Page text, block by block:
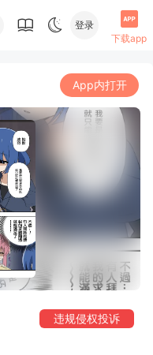
登录
下载app
App内打开
违规侵权投诉